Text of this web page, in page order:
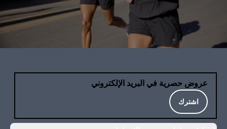
عروض حصرية في البريد الإلكتروني
اشترك